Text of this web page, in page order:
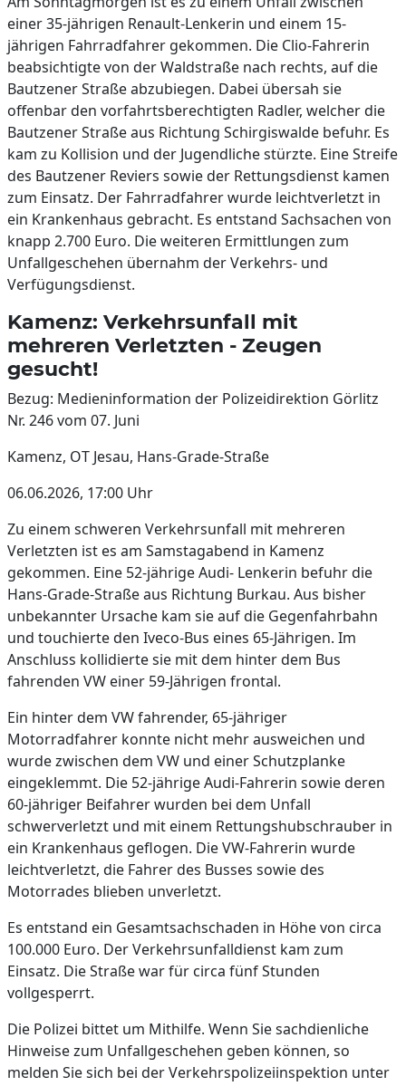
einer 35-jährigen Renault-Lenkerin und einem 15-
jährigen Fahrradfahrer gekommen. Die Clio-Fahrerin
beabsichtigte von der Waldstraße nach rechts, auf die
Bautzener Straße abzubiegen. Dabei übersah sie
offenbar den vorfahrtsberechtigten Radler, welcher die
Bautzener Straße aus Richtung Schirgiswalde befuhr. Es
kam zu Kollision und der Jugendliche stürzte. Eine Streife
des Bautzener Reviers sowie der Rettungsdienst kamen
zum Einsatz. Der Fahrradfahrer wurde leichtverletzt in
ein Krankenhaus gebracht. Es entstand Sachsachen von
knapp 2.700 Euro. Die weiteren Ermittlungen zum
Unfallgeschehen übernahm der Verkehrs- und
Verfügungsdienst.
Kamenz: Verkehrsunfall mit
mehreren Verletzten - Zeugen
gesucht!
Bezug: Medieninformation der Polizeidirektion Görlitz
Nr. 246 vom 07. Juni
Kamenz, OT Jesau, Hans-Grade-Straße
06.06.2026, 17:00 Uhr
Zu einem schweren Verkehrsunfall mit mehreren
Verletzten ist es am Samstagabend in Kamenz
gekommen. Eine 52-jährige Audi- Lenkerin befuhr die
Hans-Grade-Straße aus Richtung Burkau. Aus bisher
unbekannter Ursache kam sie auf die Gegenfahrbahn
und touchierte den Iveco-Bus eines 65-Jährigen. Im
Anschluss kollidierte sie mit dem hinter dem Bus
fahrenden VW einer 59-Jährigen frontal.
Ein hinter dem VW fahrender, 65-jähriger
Motorradfahrer konnte nicht mehr ausweichen und
wurde zwischen dem VW und einer Schutzplanke
eingeklemmt. Die 52-jährige Audi-Fahrerin sowie deren
60-jähriger Beifahrer wurden bei dem Unfall
schwerverletzt und mit einem Rettungshubschrauber in
ein Krankenhaus geflogen. Die VW-Fahrerin wurde
leichtverletzt, die Fahrer des Busses sowie des
Motorrades blieben unverletzt.
Es entstand ein Gesamtsachschaden in Höhe von circa
100.000 Euro. Der Verkehrsunfalldienst kam zum
Einsatz. Die Straße war für circa fünf Stunden
vollgesperrt.
Die Polizei bittet um Mithilfe. Wenn Sie sachdienliche
Hinweise zum Unfallgeschehen geben können, so
melden Sie sich bei der Verkehrspolizeiinspektion unter